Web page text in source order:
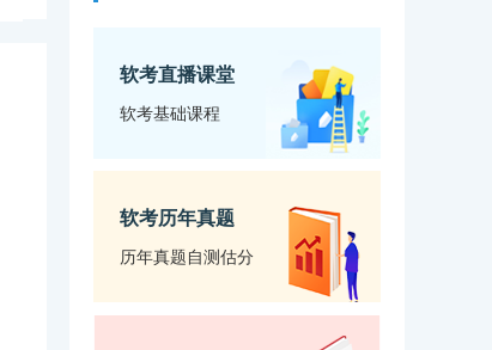
软考直播课堂
软考基础课程
软考历年真题
历年真题自测估分